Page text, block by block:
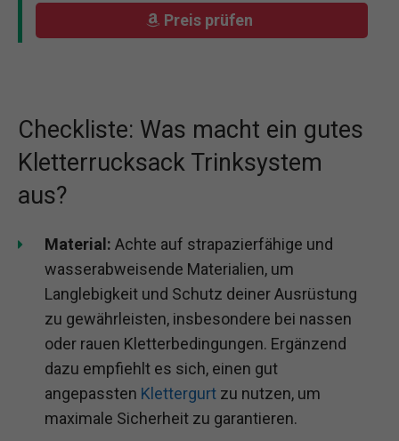
Preis prüfen
Checkliste: Was macht ein gutes
Kletterrucksack Trinksystem
aus?
Material: Achte auf strapazierfähige und
wasserabweisende Materialien, um
Langlebigkeit und Schutz deiner Ausrüstung
zu gewährleisten, insbesondere bei nassen
oder rauen Kletterbedingungen. Ergänzend
dazu empfiehlt es sich, einen gut
angepassten Klettergurt zu nutzen, um
maximale Sicherheit zu garantieren.